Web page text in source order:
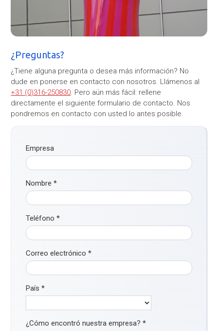
¿Preguntas?
¿Tiene alguna pregunta o desea más información? No
dude en ponerse en contacto con nosotros. Llámenos al
+31 (0)316-250830. Pero aún más fácil: rellene
directamente el siguiente formulario de contacto. Nos
pondremos en contacto con usted lo antes posible.
Empresa
Nombre*
Teléfono*
Correo electrónico*
País*
¿Cómo encontró nuestra empresa?*